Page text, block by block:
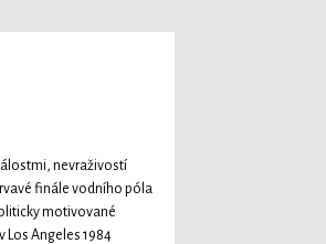
nevraživostí
finále vodního póla
motivované
Los Angeles 1984